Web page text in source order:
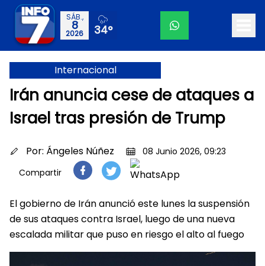
SÁB.,
8
2026 34°
Internacional
Irán anuncia cese de ataques a
Israel tras presión de Trump
Por: Ángeles Núñez
08 Junio 2026, 09:23
Compartir
El gobierno de Irán anunció este lunes la suspensión
de sus ataques contra Israel, luego de una nueva
escalada militar que puso en riesgo el alto al fuego